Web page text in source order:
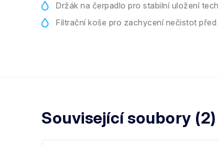
Držák na čerpadlo pro stabilní uložení
Filtrační koše pro zachycení nečistot
Související soubory (2)